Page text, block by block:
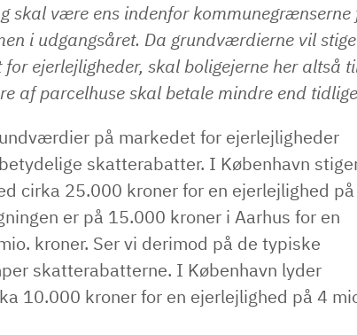
skal være ens indenfor kommunegrænserne
i udgangsåret. Da grundværdierne vil stige
ejerlejligheder, skal boligejerne her altså
af parcelhuse skal betale mindre end
på markedet for ejerlejligheder
skatterabatter. I København
cirka 25.000 kroner for en ejerlejlighed
er på 15.000 kroner i Aarhus for en
kroner. Ser vi derimod på de typiske
skatterabatterne. I København lyder
10.000 kroner for en ejerlejlighed på 4